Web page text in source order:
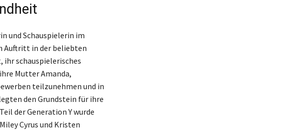
und Schauspielerin im
Auftritt in der beliebten
ihr schauspielerisches
Mutter Amanda,
teilzunehmen und in
den Grundstein für ihre
der Generation Y wurde
Cyrus und Kristen